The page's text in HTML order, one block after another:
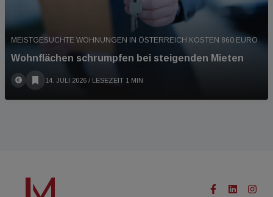
MEISTGESUCHTE WOHNUNGEN IN ÖSTERREICH KOSTEN 860 EURO
Wohnflächen schrumpfen bei steigenden Mieten
14. JULI 2026 / LESEZEIT 1 MIN